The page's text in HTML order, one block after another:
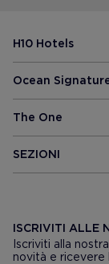
H10 Hotels
Ocean
The One
SEZIONI
ISCRIVITI ALLE
Iscriviti alla
novità e ricevere